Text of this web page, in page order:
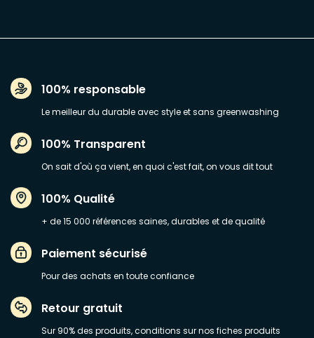
100% responsable
Le meilleur du durable avec style et sans greenwashing
100% Transparent
On sait d'où ça vient, en quoi c'est fait, on vous dit tout
100% Qualité
+ de 15 000 références saines, durables et de qualité
Paiement sécurisé
Pour des achats en toute confiance
Retour gratuit
Sur 90% des produits, conditions sur nos fiches produits